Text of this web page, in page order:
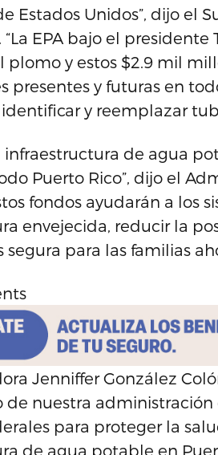
Estados Unidos”, dijo el
“La EPA bajo el
plomo y estos $2.9 mil
presentes y futuras en
y reemplazar
infraestructura de agua
Puerto Rico”, dijo el
fondos ayudarán a los
envejecida, reducir la
para las familias
Jenniffer González
de nuestra
para proteger la
de agua potable en